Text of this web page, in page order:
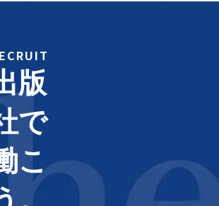
版
で
こ